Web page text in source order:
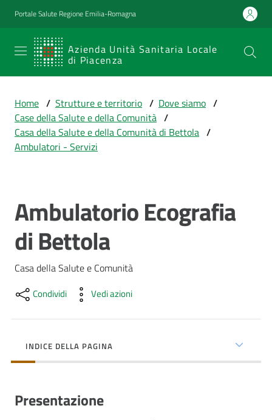
Vai al contenuto
Vai alla navigazione
Vai al footer
Portale Salute Regione Emilia-Romagna
Azienda Unità Sanitaria Locale
di Piacenza
SERVIZIO
SANITARIO
Emilia-
Romagna
Azienda Unità
Sanitaria Locale
Prestazioni
percorsi
di
cura
per...
Strutture
Home / Strutture e territorio / Dove siamo /
Case della Salute e della Comunità /
Casa della Salute e della Comunità di Bettola /
Ambulatori - Servizi
Salta al contenuto
Ambulatorio Ecografia
di Bettola
Casa della Salute e Comunità
Condividi Vedi azioni
INDICE DELLA PAGINA
Presentazione